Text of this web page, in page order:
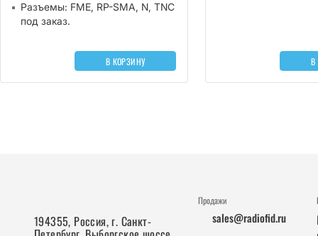
Разъемы: FME, RP-SMA, N, TNC
под заказ.
В КОРЗИНУ В
194355, Россия, г. Санкт-
Продажи
sales@radiofid.ru